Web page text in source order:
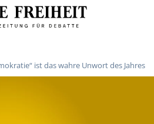
ist das wahre Unwort des Jahres